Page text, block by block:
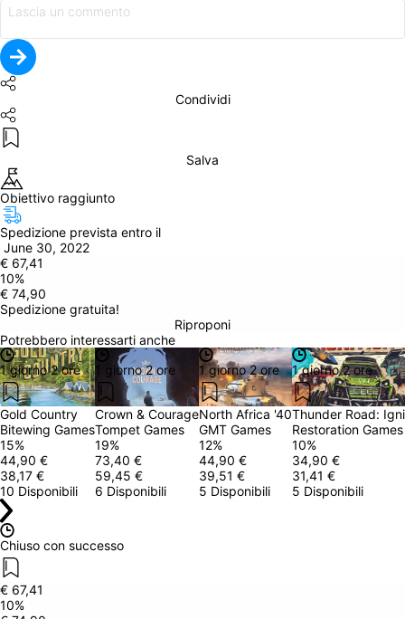
Condividi
Salva
Obiettivo raggiunto
Spedizione prevista entro il
June 30, 2022
€ 67,41
10%
€ 74,90
Spedizione gratuita!
Riproponi
Potrebbero interessarti anche
1 giorno 2 ore
Gold Country
Bitewing Games
15%
44,90 €
38,17 €
10 Disponibili
1 giorno 2 ore
Crown & Courage
Tompet Games
19%
73,40 €
59,45 €
6 Disponibili
1 giorno 2 ore
North Africa '40
GMT Games
12%
44,90 €
39,51 €
5 Disponibili
1 giorno 2 ore
Thunder Road:
Restoration Games
10%
34,90 €
31,41 €
5 Disponibili
Chiuso con successo
€ 67,41
10%